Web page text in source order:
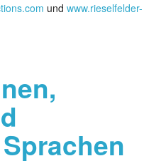
und www.rieselfelder-